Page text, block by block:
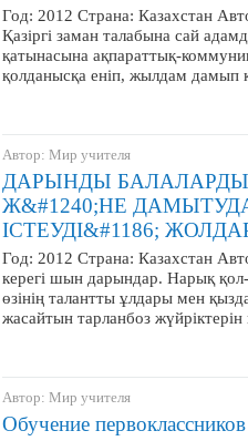
Год: 2012 Страна: Казахстан
Қазіргі заман талабына сай
қатынасына ақпараттық-
қолданысқа еніп, жылдам дамып
Автор: Мир учителя
ДАРЫНДЫ БАЛАЛАРДЫ
Ж&#1240;НЕ
ІСТЕУДІ&#1186;
Год: 2012 Страна: Казахстан
керегі шын дарындар. Нарық
өзінің талантты ұлдары мен
жасайтын тарланбоз
Автор: Мир учителя
Обучение